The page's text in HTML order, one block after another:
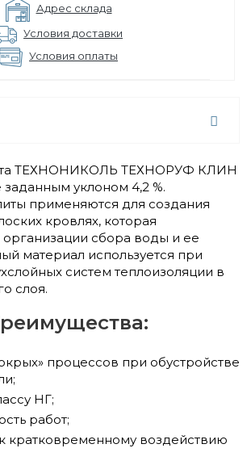
Адрес склада
Условия доставки
Условия оплаты
ТЕХНОНИКОЛЬ ТЕХНОРУФ КЛИН
заданным уклоном 4,2 %.
применяются для создания
кровлях, которая
сбора воды и ее
материал используется при
систем теплоизоляции в
слоя.
процессов при обустройстве
НГ;
работ;
кратковременному воздействию